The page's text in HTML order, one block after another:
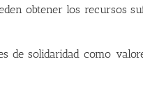
obtener los recursos
de solidaridad como